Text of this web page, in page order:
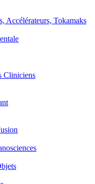
Accélérateurs, Tokamaks
Cliniciens